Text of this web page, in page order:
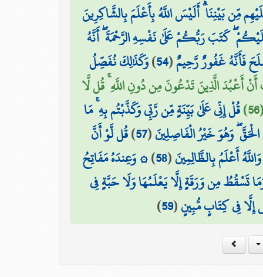
مِّن بَيْنِنَا ۗ أَلَيْسَ اللَّهُ بِأَعْلَمَ بِالشَّاكِرِينَ
كَتَبَ رَبُّكُمْ عَلَىٰ نَفْسِهِ الرَّحْمَةَ ۖ أَنَّهُ
فَأَنَّهُ غَفُورٌ رَّحِيمٌ(
54
)وَكَذَٰلِكَ نُفَصِّلُ
أَعْبُدَ الَّذِينَ تَدْعُونَ مِن دُونِ اللَّهِ ۚ قُل لَّا
قُلْ إِنِّي عَلَىٰ بَيِّنَةٍ مِّن رَّبِّي وَكَذَّبْتُم بِهِ ۚ مَا
وَهُوَ خَيْرُ الْفَاصِلِينَ(
57
)قُل لَّوْ أَنَّ
أَعْلَمُ بِالظَّالِمِينَ(
58
)۞ وَعِندَهُ مَفَاتِحُ
تَسْقُطُ مِن وَرَقَةٍ إِلَّا يَعْلَمُهَا وَلَا حَبَّةٍ فِي
فِي كِتَابٍ مُّبِينٍ(
59
)